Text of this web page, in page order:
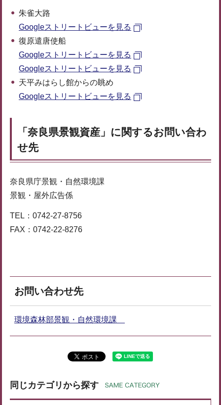
朱雀大路
Googleストリートビューを見る
復原遣唐使船
Googleストリートビューを見る
Googleストリートビューを見る
天平みはらし館からの眺め
Googleストリートビューを見る
「奈良県景観資産」に関するお問い合わ
せ先
奈良県庁景観・自然環境課
景観・屋外広告係
TEL：0742-27-8756
FAX：0742-22-8276
お問い合わせ先
環境森林部景観・自然環境課
同じカテゴリから探す